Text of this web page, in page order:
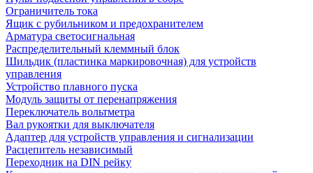
Ограничитель тока
Ящик с рубильником и предохранителем
Арматура светосигнальная
Распределительный клеммный блок
Шильдик (пластинка маркировочная) для устройств
управления
Устройство плавного пуска
Модуль защиты от перенапряжения
Переключатель вольтметра
Вал рукоятки для выключателя
Адаптер для устройств управления и сигнализации
Расцепитель независимый
Переходник на DIN рейку